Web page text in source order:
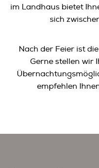
im Landhaus bietet
sich
Nach der Feier ist
Gerne stellen wir
empfehlen